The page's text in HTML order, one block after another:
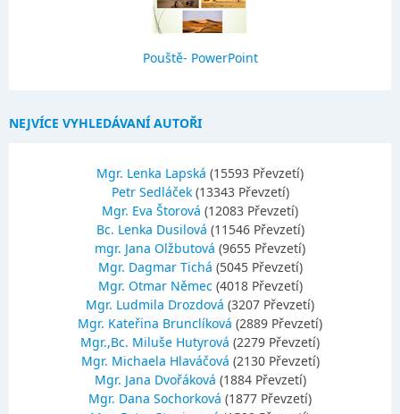
Pouště- PowerPoint
NEJVÍCE VYHLEDÁVANÍ AUTOŘI
Mgr. Lenka Lapská (15593 Převzetí)
Petr Sedláček (13343 Převzetí)
Mgr. Eva Štorová (12083 Převzetí)
Bc. Lenka Dusilová (11546 Převzetí)
mgr. Jana Olžbutová (9655 Převzetí)
Mgr. Dagmar Tichá (5045 Převzetí)
Mgr. Otmar Němec (4018 Převzetí)
Mgr. Ludmila Drozdová (3207 Převzetí)
Mgr. Kateřina Brunclíková (2889 Převzetí)
Mgr.,Bc. Miluše Hutyrová (2279 Převzetí)
Mgr. Michaela Hlaváčová (2130 Převzetí)
Mgr. Jana Dvořáková (1884 Převzetí)
Mgr. Dana Sochorková (1877 Převzetí)